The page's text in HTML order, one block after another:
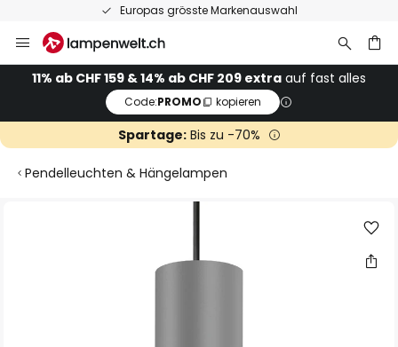
Europas grösste Markenauswahl
Inhalt
springen
11% ab CHF 159 & 14% ab CHF 209 extra auf fast alles
Code:PROMO kopieren
Spartage:Bis zu -70%
Pendelleuchten & Hängelampen